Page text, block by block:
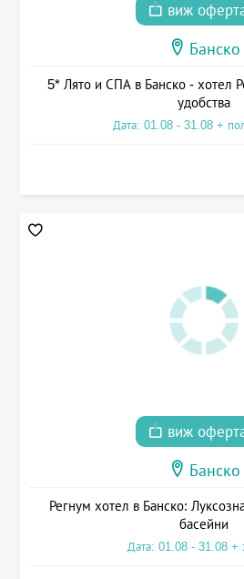
виж
Банско
5* Лято и СПА в Банско - хотел
удобства
Дата: 01.08 - 31.08 +
виж
Банско
Регнум хотел в Банско:
басейни
Дата: 01.08 - 31.08 +